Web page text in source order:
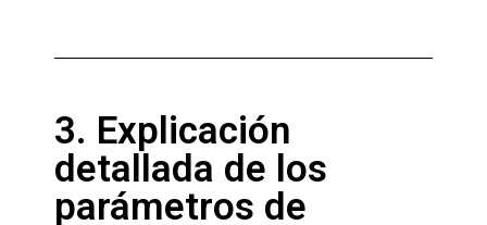
3. Explicación
detallada de los
parámetros de